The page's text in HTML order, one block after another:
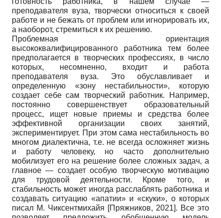
преподавателя вуза, творчески относиться к своей
работе и не бежать от проблем или игнорировать их,
а наоборот, стремиться к их решению.
Проблемная ориентация
высококвалифицированного работника тем более
предполагается в творческих профессиях, в число
которых, несомненно, входит и работа
преподавателя вуза. Это обуславливает и
определенную «зону нестабильности», которую
создает себе сам творческий работник. Например,
постоянно совершенствует образовательный
процесс, ищет новые приемы и средства более
эффективной организации своих занятий,
экспериментирует. При этом сама нестабильность во
многом диалектична, т.е. не всегда осложняет жизнь
и работу человеку, но часто дополнительно
мобилизует его на решение более сложных задач, а
главное — создает особую творческую мотивацию
для трудовой деятельности. Кроме того, и
стабильность может иногда расслаблять работника и
создавать ситуацию «апатии» и «скуки», о которых
писал М. Чиксентмихайя [Пряжников, 2021]. Все это